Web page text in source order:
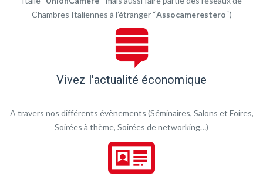
Chambres Italiennes à l’étranger “Assocamerestero“)
Vivez l'actualité économique
A travers nos différents évènements (Séminaires, Salons et Foires,
Soirées à thème, Soirées de networking…)